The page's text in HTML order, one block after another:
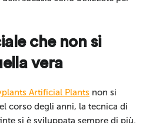
che non si
vera
Artificial Plants non si
corso degli anni, la tecnica di
si è sviluppata sempre di più.